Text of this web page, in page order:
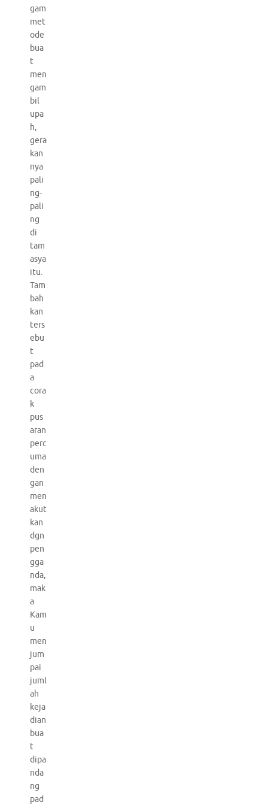
gam
met
ode
bua
t
men
gam
bil
upa
h,
gera
kan
nya
pali
ng-
pali
ng
di
tam
asya
itu.
Tam
bah
kan
ters
ebu
t
pad
a
cora
k
pus
aran
perc
uma
den
gan
men
akut
kan
dgn
pen
gga
nda,
mak
a
Kam
u
men
jum
pai
juml
ah
keja
dian
bua
t
dipa
nda
ng
pad